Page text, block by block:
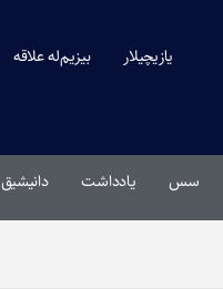
یازیچیلار بیزیم‌له علاقه
سس یادداشت دانیشیق